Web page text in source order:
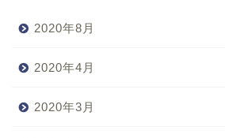
2020年8月
2020年4月
2020年3月